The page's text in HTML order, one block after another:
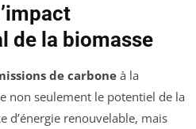
de la biomasse
de carbone à la
non seulement le potentiel de la
d’énergie renouvelable, mais